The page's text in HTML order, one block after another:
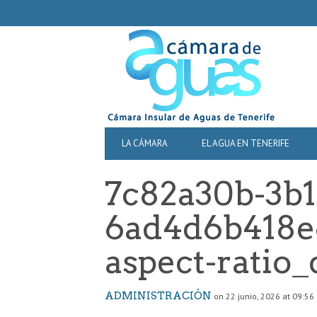
NAVIGATION
PRIMARY
NAVIGATION
LA CÁMARA EL AGUA EN TENERIFE
7c82a30b-
aspect-
ADMINISTRACIÓN on 22 junio, 2026 at 09:56